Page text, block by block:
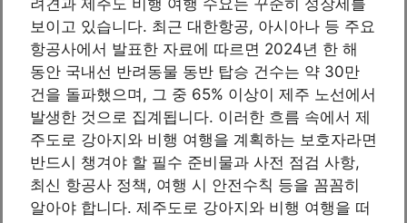
보이고 있습니다. 최근 대한항공, 아시아나 등 주요
항공사에서 발표한 자료에 따르면 2024년 한 해
동안 국내선 반려동물 동반 탑승 건수는 약 30만
건을 돌파했으며, 그 중 65% 이상이 제주 노선에서
발생한 것으로 집계됩니다. 이러한 흐름 속에서 제
주도로 강아지와 비행 여행을 계획하는 보호자라면
반드시 챙겨야 할 필수 준비물과 사전 점검 사항,
최신 항공사 정책, 여행 시 안전수칙 등을 꼼꼼히
알아야 합니다. 제주도로 강아지와 비행 여행을 떠